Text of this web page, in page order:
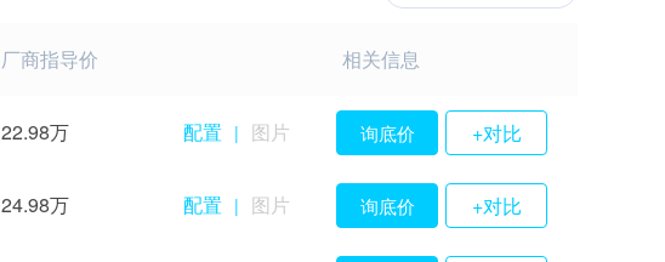
厂商指导价 相关信息
22.98万 配置 | 图片 询底价 +对比
24.98万 配置 | 图片 询底价 +对比